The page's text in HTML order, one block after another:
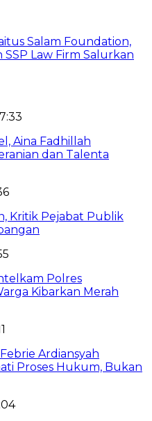
Salam Foundation,
Law Firm Salurkan
Aina Fadhillah
dan Talenta
Kritik Pejabat Publik
Polres
Kibarkan Merah
Ardiansyah
Proses Hukum, Bukan